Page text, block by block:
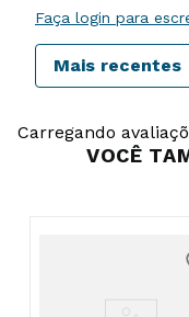
Faça login para
Mais recentes
Carregando
VOCÊ